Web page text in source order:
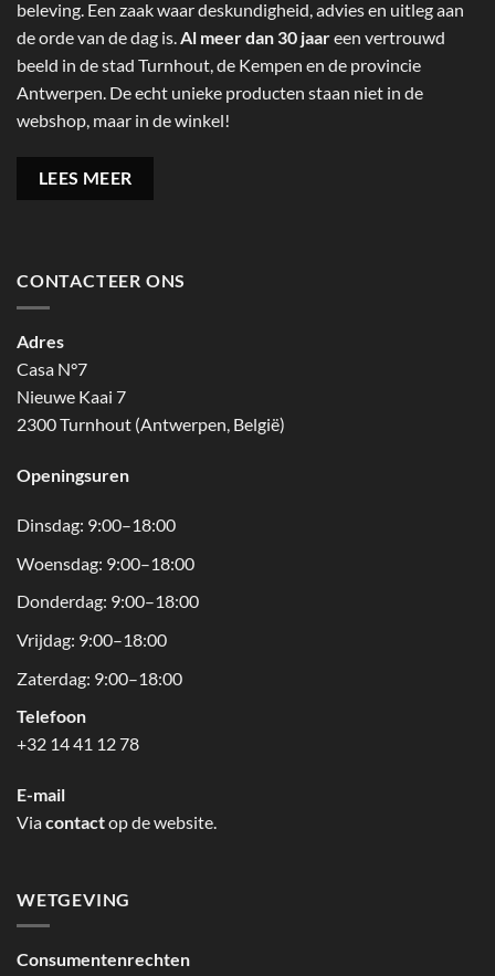
beleving. Een zaak waar deskundigheid, advies en uitleg aan
de orde van de dag is.Al meer dan 30 jaareen vertrouwd
beeld in de stad Turnhout, de Kempen en de provincie
Antwerpen. De echt unieke producten staan niet in de
webshop, maar in de winkel!
LEES MEER
CONTACTEER ONS
Adres
Casa N°7
Nieuwe Kaai 7
2300 Turnhout (Antwerpen, België)
Openingsuren
Dinsdag: 9:00–18:00
Woensdag: 9:00–18:00
Donderdag: 9:00–18:00
Vrijdag: 9:00–18:00
Zaterdag: 9:00–18:00
Telefoon
+32 14 41 12 78
E-mail
Viacontactop de website.
WETGEVING
Consumentenrechten